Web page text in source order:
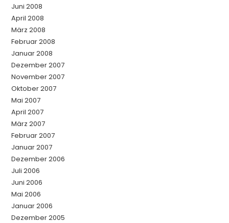
Juni 2008
April 2008
März 2008
Februar 2008
Januar 2008
Dezember 2007
November 2007
Oktober 2007
Mai 2007
April 2007
März 2007
Februar 2007
Januar 2007
Dezember 2006
Juli 2006
Juni 2006
Mai 2006
Januar 2006
Dezember 2005